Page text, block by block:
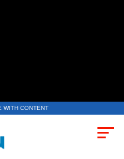
WITH CONTENT